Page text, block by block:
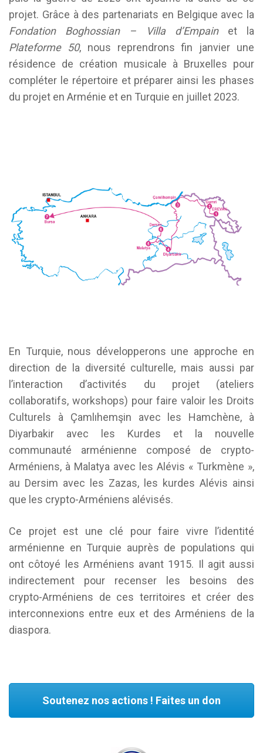
projet. Grâce à des partenariats en Belgique avec la
Fondation Boghossian – Villa d’Empainet la
Plateforme 50, nous reprendrons fin janvier une
résidence de création musicale à Bruxelles pour
compléter le répertoire et préparer ainsi les phases
du projet en Arménie et en Turquie en juillet 2023.
En Turquie, nous développerons une approche en
direction de la diversité culturelle, mais aussi par
l’interaction d’activités du projet (ateliers
collaboratifs, workshops) pour faire valoir les Droits
Culturels à Çamlıhemşin avec les Hamchène, à
Diyarbakir avec les Kurdes et la nouvelle
communauté arménienne composé de crypto-
Arméniens, à Malatya avec les Alévis « Turkmène »,
au Dersim avec les Zazas, les kurdes Alévis ainsi
que les crypto-Arméniens alévisés.
Ce projet est une clé pour faire vivre l’identité
arménienne en Turquie auprès de populations qui
ont côtoyé les Arméniens avant 1915. Il agit aussi
indirectement pour recenser les besoins des
crypto-Arméniens de ces territoires et créer des
interconnexions entre eux et des Arméniens de la
diaspora.
Soutenez nos actions ! Faites un don